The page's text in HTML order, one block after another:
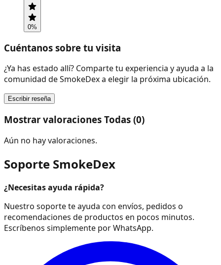
0%
Cuéntanos sobre tu visita
¿Ya has estado allí? Comparte tu experiencia y ayuda a la
comunidad de SmokeDex a elegir la próxima ubicación.
Escribir reseña
Mostrar valoraciones Todas (0)
Aún no hay valoraciones.
Soporte SmokeDex
¿Necesitas ayuda rápida?
Nuestro soporte te ayuda con envíos, pedidos o
recomendaciones de productos en pocos minutos.
Escríbenos simplemente por WhatsApp.